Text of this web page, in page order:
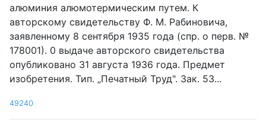
алюминия алюмотермическим путем. К
авторскому свидетельству Ф. М. Рабиновича,
заявленному 8 сентября 1935 года (спр. о перв. №
178001). 0 выдаче авторского свидетельства
опубликовано 31 августа 1936 года. Предмет
изобретения. Тип. „Печатный Труд". Зак. 53...
49240